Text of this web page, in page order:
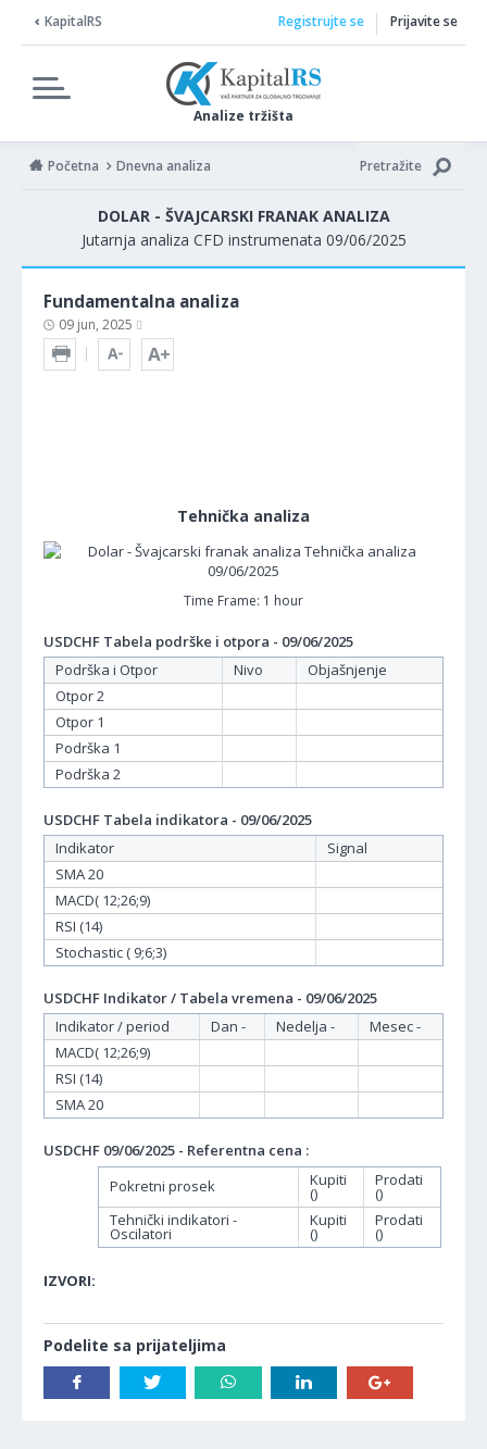
KapitalRS
Analize tržišta
Registrujte se Prijavite se
Početna Dnevna analiza Pretražite
DOLAR - ŠVAJCARSKI FRANAK ANALIZA
Jutarnja analiza CFD instrumenata 09/06/2025
Fundamentalna analiza
09 jun, 2025
Tehnička analiza
Time Frame: 1 hour
USDCHF Tabela podrške i otpora - 09/06/2025
Podrška i Otpor
Nivo
Objašnjenje
Otpor 2
Otpor 1
Podrška 1
Podrška 2
USDCHF Tabela indikatora - 09/06/2025
Indikator
Signal
SMA 20
MACD( 12;26;9)
RSI (14)
Stochastic ( 9;6;3)
USDCHF Indikator / Tabela vremena - 09/06/2025
Indikator / period
Dan - Nedelja -
Mesec -
MACD( 12;26;9)
RSI (14)
SMA 20
USDCHF 09/06/2025 - Referentna cena :
Pokretni prosek
Kupiti
()
Prodati
()
Tehnički indikatori -
Oscilatori
Kupiti
()
Prodati
()
IZVORI:
Podelite sa prijateljima